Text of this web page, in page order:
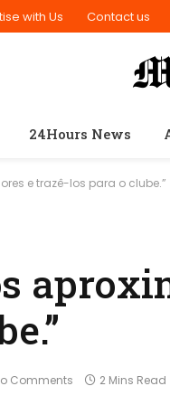
with Us Contact us
24Hours News
e trazê-los para o clube.”
Comments 2 Mins Read